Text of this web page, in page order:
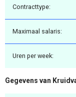
Contracttype:
Maximaal salaris:
Uren per week:
Gegevens van